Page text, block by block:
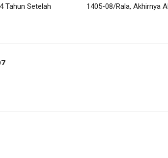
Tahun Setelah
1405-08/Rala, Akhirnya